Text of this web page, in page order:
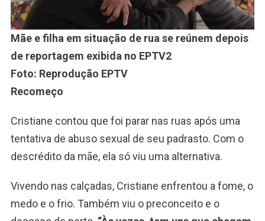
Mãe e filha em situação de rua se reúnem depois
de reportagem exibida no EPTV2
Foto: Reprodução EPTV
Recomeço
Cristiane contou que foi parar nas ruas após uma
tentativa de abuso sexual de seu padrasto. Com o
descrédito da mãe, ela só viu uma alternativa.
Vivendo nas calçadas, Cristiane enfrentou a fome, o
medo e o frio. Também viu o preconceito e o